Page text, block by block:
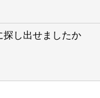
探し出せましたか